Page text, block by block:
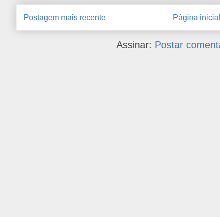
Postagem mais recente Página inicial
Assinar: Postar